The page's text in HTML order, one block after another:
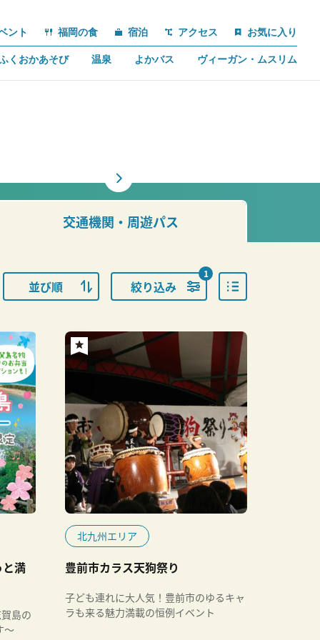
ント 福岡の食 宿泊 アクセス お気に入り
くおかあそび 温泉 よかバス ヴィーガン・ムスリム
交通機関・周遊パス
並び順 絞り込み
1
満
島の
～
北九州エリア
豊前市カラス天狗祭り
子ども連れに大人気！豊前市のゆるキャ
ラも来る魅力満載の恒例イベント